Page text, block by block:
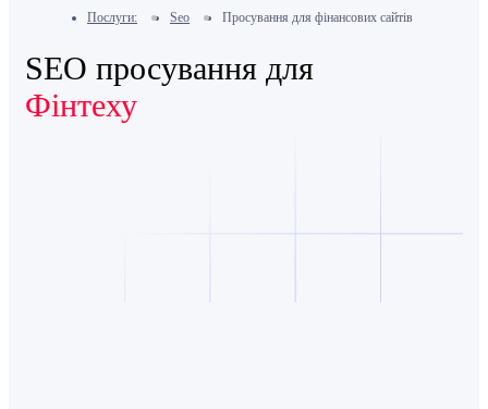
Послуги: Seo Просування для фінансових сайтів
SEO просування для
Фінтеху